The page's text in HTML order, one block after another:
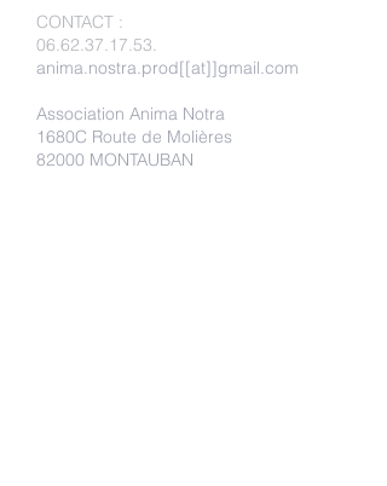
CONTACT :
06.62.37.17.53.
anima.nostra.prod[[at]]gmail.com
Association Anima Notra
1680C Route de Molières
82000 MONTAUBAN